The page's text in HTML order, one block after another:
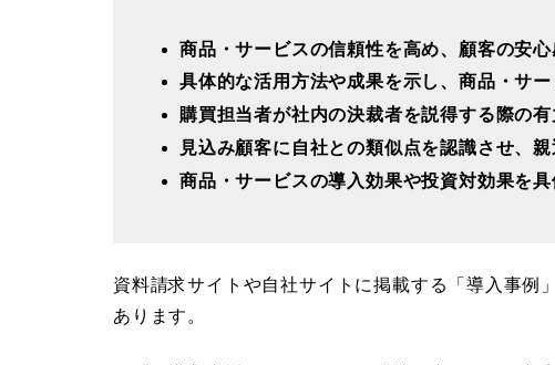
商品・サービスの信頼性を高め、顧客の安
具体的な活用方法や成果を示し、商品・サ
購買担当者が社内の決裁者を説得する際の
見込み顧客に自社との類似点を認識させ、
商品・サービスの導入効果や投資対効果を
資料請求サイトや自社サイトに掲載する「導入事
あります。